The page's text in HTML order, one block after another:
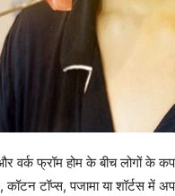
वर्क फ्रॉम होम के बीच लोगों के
कॉटन टॉप्स, पजामा या शॉर्टस